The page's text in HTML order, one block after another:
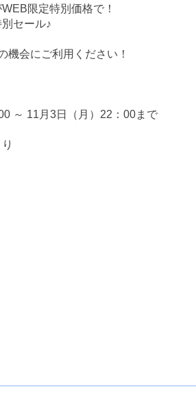
限定特別価格で！
セール♪
機会にご利用ください！
～ 11月3日（月）22：00まで